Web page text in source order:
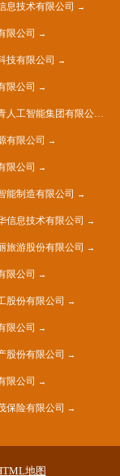
息技术有限公司
限公司
技有限公司
限公司
湖南望城区嘉青人工智能集团有限公司
有限公司
限公司
能制造有限公司
信息技术有限公司
旅游股份有限公司
限公司
股份有限公司
限公司
股份有限公司
限公司
保险有限公司
地图